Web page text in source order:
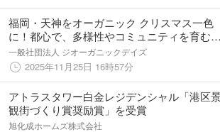
福岡・天神をオーガニック クリスマス一色
に！都心で、多様性やコミュニティを育む都
市型マルシェ「第3回 SOLマルシェ」12月5日
より開催
一般社団法人 ジオーガニックデイズ
2025年11月25日 16時57分
アトラスタワー白金レジデンシャル「港区
観街づくり賞奨励賞」を受賞
旭化成ホームズ株式会社